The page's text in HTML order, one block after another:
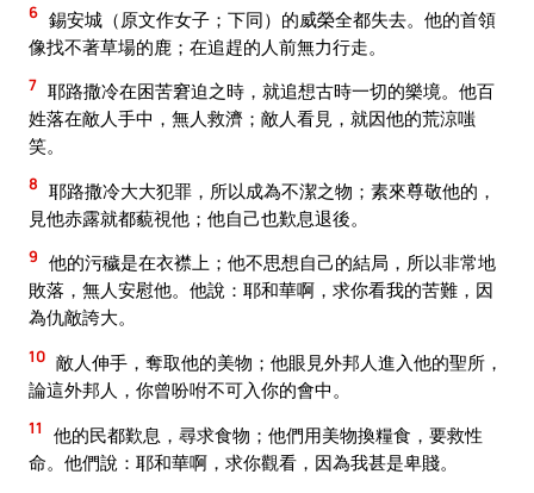
6 錫安城（原文作女子；下同）的威榮全都失去。他的首領
像找不著草場的鹿；在追趕的人前無力行走。
7 耶路撒冷在困苦窘迫之時，就追想古時一切的樂境。他百
姓落在敵人手中，無人救濟；敵人看見，就因他的荒涼嗤
笑。
8 耶路撒冷大大犯罪，所以成為不潔之物；素來尊敬他的，
見他赤露就都藐視他；他自己也歎息退後。
9 他的污穢是在衣襟上；他不思想自己的結局，所以非常地
敗落，無人安慰他。他說：耶和華啊，求你看我的苦難，因
為仇敵誇大。
10 敵人伸手，奪取他的美物；他眼見外邦人進入他的聖所，
論這外邦人，你曾吩咐不可入你的會中。
11
他的民都歎息，尋求食物；他們用美物換糧食，要救性
命。他們說：耶和華啊，求你觀看，因為我甚是卑賤。